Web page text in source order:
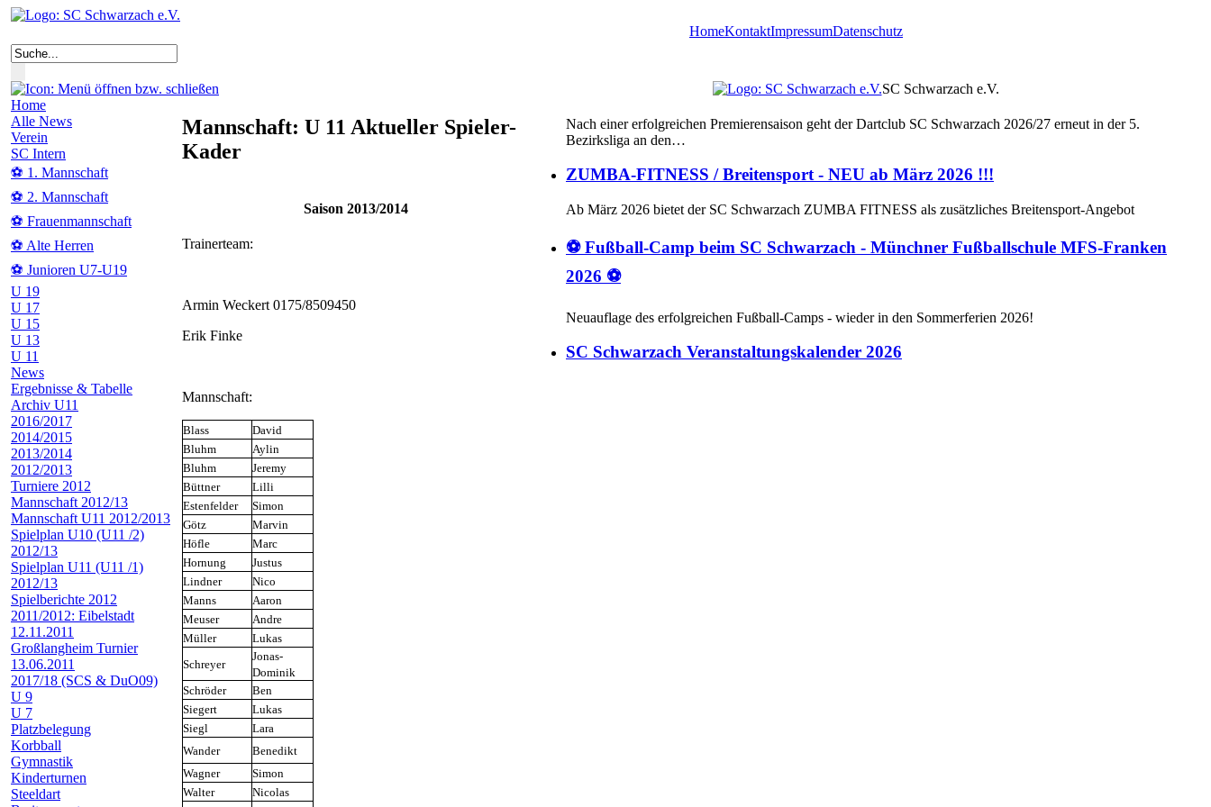
HomeKontaktImpressumDatenschutz
SC Schwarzach e.V.
Home
Alle News
Verein
SC Intern
⚽ 1. Mannschaft
⚽ 2. Mannschaft
⚽ Frauenmannschaft
⚽ Alte Herren
⚽ Junioren U7-U19
U 19
U 17
U 15
U 13
U 11
News
Ergebnisse & Tabelle
Archiv U11
2016/2017
2014/2015
2013/2014
2012/2013
Turniere 2012
Mannschaft 2012/13
Mannschaft U11 2012/2013
Spielplan U10 (U11 /2)
2012/13
Spielplan U11 (U11 /1)
2012/13
Spielberichte 2012
2011/2012: Eibelstadt
12.11.2011
Großlangheim Turnier
13.06.2011
2017/18 (SCS & DuO09)
U 9
U 7
Platzbelegung
Korbball
Gymnastik
Kinderturnen
Steeldart
Mannschaft: U 11 Aktueller Spieler-
Kader
Saison 2013/2014
Trainerteam:
Armin Weckert 0175/8509450
Erik Finke
Mannschaft:
Blass
David
Bluhm
Aylin
Bluhm
Jeremy
Büttner
Lilli
Estenfelder
Simon
Götz
Marvin
Höfle
Marc
Hornung
Justus
Lindner
Nico
Manns
Aaron
Meuser
Andre
Müller
Lukas
Schreyer
Jonas-
Dominik
Schröder
Ben
Siegert
Lukas
Siegl
Lara
Wander
Benedikt
Wagner
Simon
Walter
Nicolas
Nach einer erfolgreichen Premierensaison geht der Dartclub SC Schwarzach 2026/27 erneut in der 5.
Bezirksliga an den…
ZUMBA-FITNESS / Breitensport - NEU ab März 2026 !!!
Ab März 2026 bietet der SC Schwarzach ZUMBA FITNESS als zusätzliches Breitensport-Angebot
⚽ Fußball-Camp beim SC Schwarzach - Münchner Fußballschule MFS-Franken
2026 ⚽
SC Schwarzach Veranstaltungskalender 2026
Es sind auch im Jahr 2026 interessante Veranstaltungen geplant